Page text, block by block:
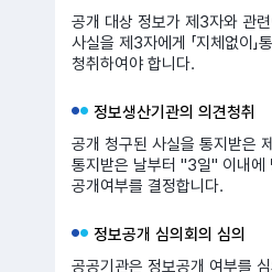
공개 대상 정보가 제3자와 관
사실을 제3자에게 「지체없이
청취하여야 합니다.
정보생산기관의 의견청취
공개 청구된 사실을 통지받은
통지받은 날부터 "3일" 이내에
공개여부를 결정합니다.
정보공개 심의회의 심의
공공기관은 정보공개 여부를